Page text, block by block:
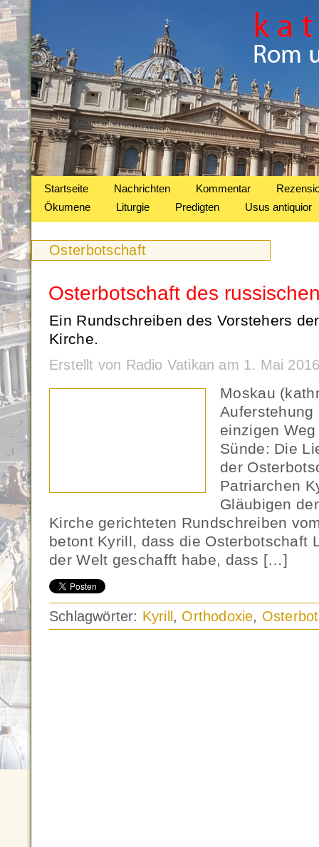
Startseite Nachrichten Kommentar
Ökumene
Liturgie Predigten Usus antiquior
Osterbotschaft
Osterbotschaft des
Ein Rundschreiben des Vorstehers
Kirche.
Erstellt von Radio Vatikan am 1. Mai
Moskau
Auferstehung
einzigen
Sünde: Die
der
Patriarchen
Gläubigen
Kirche gerichteten Rundschreiben
betont Kyrill, dass die Osterbotschaft
der Welt geschafft habe, dass […]
Schlagwörter: Kyrill , Orthodoxie,